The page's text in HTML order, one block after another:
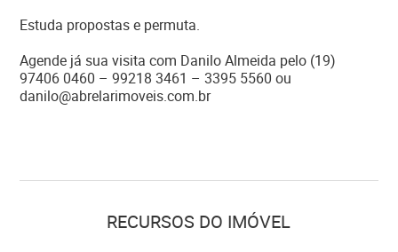
Estuda propostas e permuta.
Agende já sua visita com Danilo Almeida pelo (19)
97406 0460 – 99218 3461 – 3395 5560 ou
danilo@abrelarimoveis.com.br
RECURSOS DO IMÓVEL